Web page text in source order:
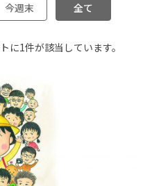
今週末 全て
に1件が該当しています。